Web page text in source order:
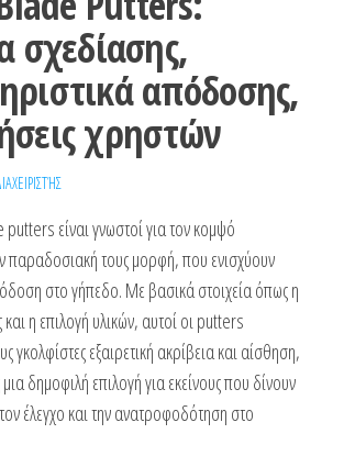
σχεδίασης,
απόδοσης,
χρηστών
putters είναι γνωστοί για τον κομψό
παραδοσιακή τους μορφή, που ενισχύουν
στο γήπεδο. Με βασικά στοιχεία όπως η
η επιλογή υλικών, αυτοί οι putters
εξαιρετική ακρίβεια και αίσθηση,
δημοφιλή επιλογή για εκείνους που δίνουν
έλεγχο και την ανατροφοδότηση στο